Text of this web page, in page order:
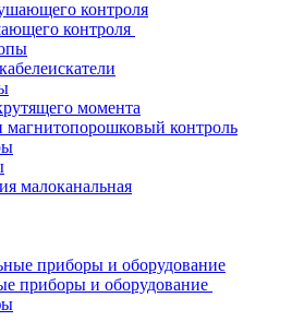
контроля
момента
контроль
малоканальная
приборы и оборудование